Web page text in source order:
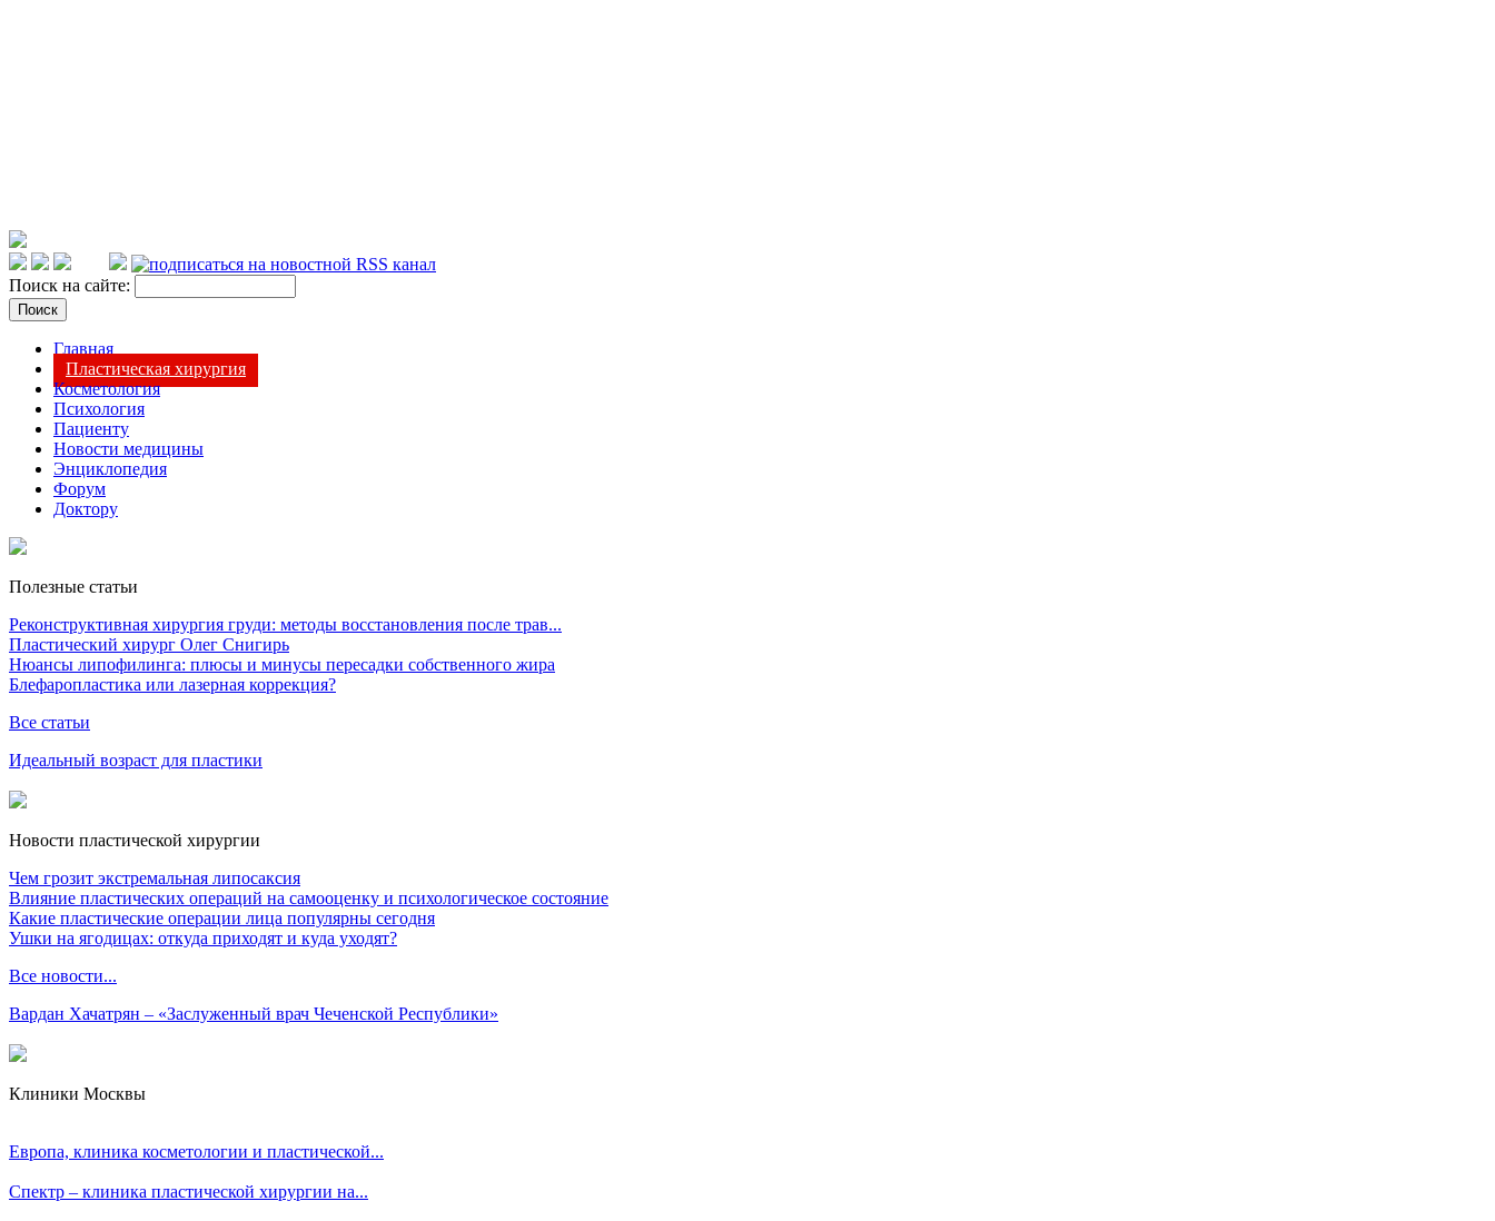
Поиск на сайте:
Главная
Пластическая хирургия
Косметология
Психология
Пациенту
Новости медицины
Энциклопедия
Форум
Доктору
Полезные статьи
Реконструктивная хирургия груди: методы восстановления после трав...
Пластический хирург Олег Снигирь
Нюансы липофилинга: плюсы и минусы пересадки собственного жира
Блефаропластика или лазерная коррекция?
Все статьи
Идеальный возраст для пластики
Новости пластической хирургии
Чем грозит экстремальная липосаксия
Влияние пластических операций на самооценку и психологическое состояние
Какие пластические операции лица популярны сегодня
Ушки на ягодицах: откуда приходят и куда уходят?
Все новости...
Вардан Хачатрян – «Заслуженный врач Чеченской Республики»
Клиники Москвы
Европа, клиника косметологии и пластической...
Спектр – клиника пластической хирургии на...